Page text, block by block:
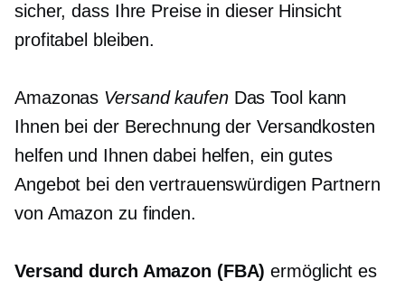
sicher, dass Ihre Preise in dieser Hinsicht
profitabel bleiben.
Amazonas Versand kaufenDas Tool kann
Ihnen bei der Berechnung der Versandkosten
helfen und Ihnen dabei helfen, ein gutes
Angebot bei den vertrauenswürdigen Partnern
von Amazon zu finden.
Versand durch Amazon (FBA) ermöglicht es